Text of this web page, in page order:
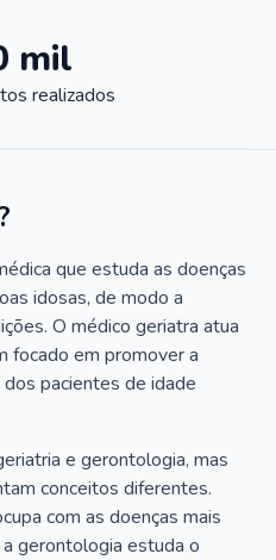
mil
realizados
que estuda as doenças
idosas, de modo a
O médico geriatra atua
focado em promover a
pacientes de idade
e gerontologia, mas
conceitos diferentes.
com as doenças mais
gerontologia estuda o